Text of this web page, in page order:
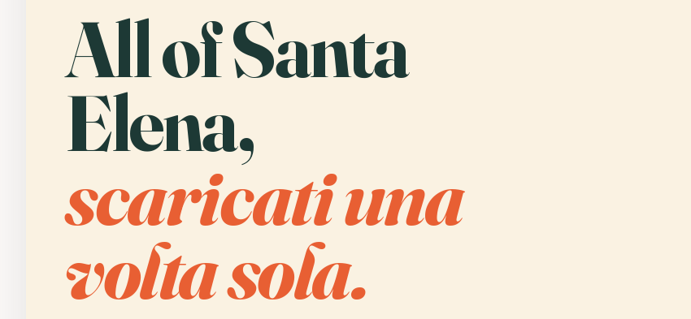
All of Santa
Elena,
scaricati una
volta sola.